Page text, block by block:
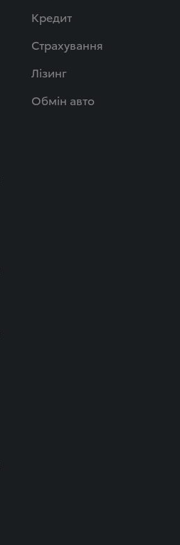
Кредит
Страхування
Лізинг
Обмін авто